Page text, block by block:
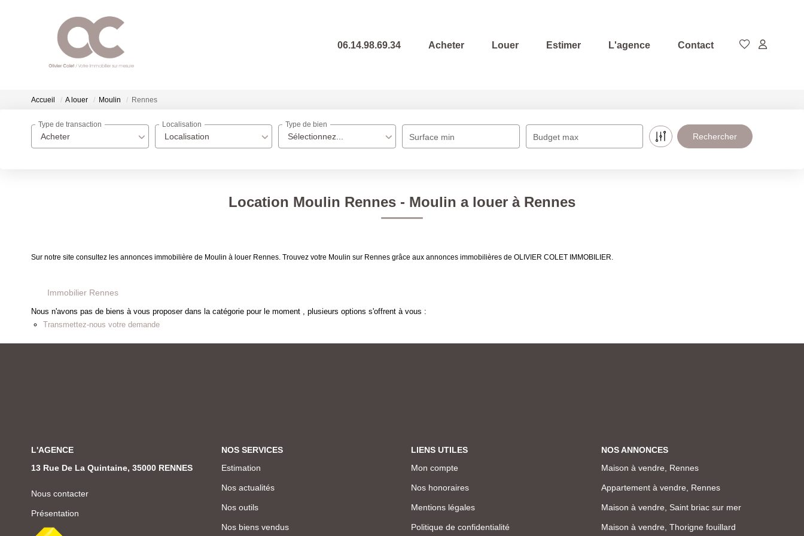
06.14.98.69.34 Acheter Louer Estimer L'agence Contact
Accueil A louer Moulin Rennes
Acheter
Type de transaction
Localisation
Localisation
Sélectionnez...
Type de bien
Surface min Budget max
Location Moulin Rennes - Moulin a louer à Rennes
Sur notre site consultez les annonces immobilière de Moulin à louer Rennes. Trouvez votre Moulin sur Rennes grâce aux annonces immobilières de OLIVIER COLET IMMOBILIER.
Immobilier Rennes
Nous n'avons pas de biens à vous proposer dans la catégorie pour le moment , plusieurs options s'offrent à vous :
Transmettez-nous votre demande
L'AGENCE
13 Rue De La Quintaine, 35000 RENNES
Nous contacter
Présentation
NOS SERVICES
Estimation
Nos actualités
Nos outils
Nos biens vendus
LIENS UTILES
Mon compte
Nos honoraires
Mentions légales
Politique de confidentialité
NOS ANNONCES
Maison à vendre, Rennes
Appartement à vendre, Rennes
Maison à vendre, Saint briac sur mer
Maison à vendre, Thorigne fouillard